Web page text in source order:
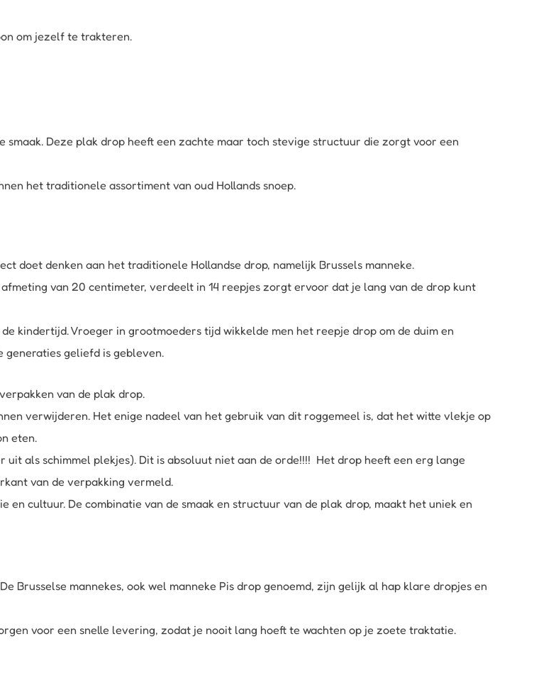
om jezelf te trakteren.
Deze plak drop heeft een zachte maar toch stevige structuur die zorgt voor een
het traditionele assortiment van oud Hollands snoep.
doet denken aan het traditionele Hollandse drop, namelijk Brussels manneke.
van 20 centimeter, verdeelt in 14 reepjes zorgt ervoor dat je lang van de drop kunt
kindertijd. Vroeger in grootmoeders tijd wikkelde men het reepje drop om de duim en
generaties geliefd is gebleven.
van de plak drop.
verwijderen. Het enige nadeel van het gebruik van dit roggemeel is, dat het witte vlekje op
eten.
als schimmel plekjes). Dit is absoluut niet aan de orde!!!! Het drop heeft een erg lange
van de verpakking vermeld.
cultuur. De combinatie van de smaak en structuur van de plak drop, maakt het uniek en
Brusselse mannekes, ook wel manneke Pis drop genoemd, zijn gelijk al hap klare dropjes en
voor een snelle levering, zodat je nooit lang hoeft te wachten op je zoete traktatie.